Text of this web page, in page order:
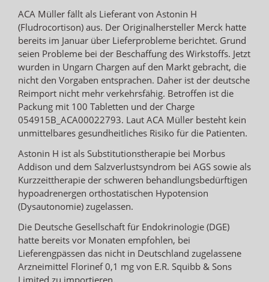
ACA Müller fällt als Lieferant von Astonin H
(Fludrocortison) aus. Der Originalhersteller Merck hatte
bereits im Januar über Lieferprobleme berichtet. Grund
seien Probleme bei der Beschaffung des Wirkstoffs. Jetzt
wurden in Ungarn Chargen auf den Markt gebracht, die
nicht den Vorgaben entsprachen. Daher ist der deutsche
Reimport nicht mehr verkehrsfähig. Betroffen ist die
Packung mit 100 Tabletten und der Charge
054915B_ACA00022793. Laut ACA Müller besteht kein
unmittelbares gesundheitliches Risiko für die Patienten.
Astonin H ist als Substitutionstherapie bei Morbus
Addison und dem Salzverlustsyndrom bei AGS sowie als
Kurzzeittherapie der schweren behandlungsbedürftigen
hypoadrenergen orthostatischen Hypotension
(Dysautonomie) zugelassen.
Die Deutsche Gesellschaft für Endokrinologie (DGE)
hatte bereits vor Monaten empfohlen, bei
Lieferengpässen das nicht in Deutschland zugelassene
Arzneimittel Florinef 0,1 mg von E.R. Squibb & Sons
Limited zu importieren.